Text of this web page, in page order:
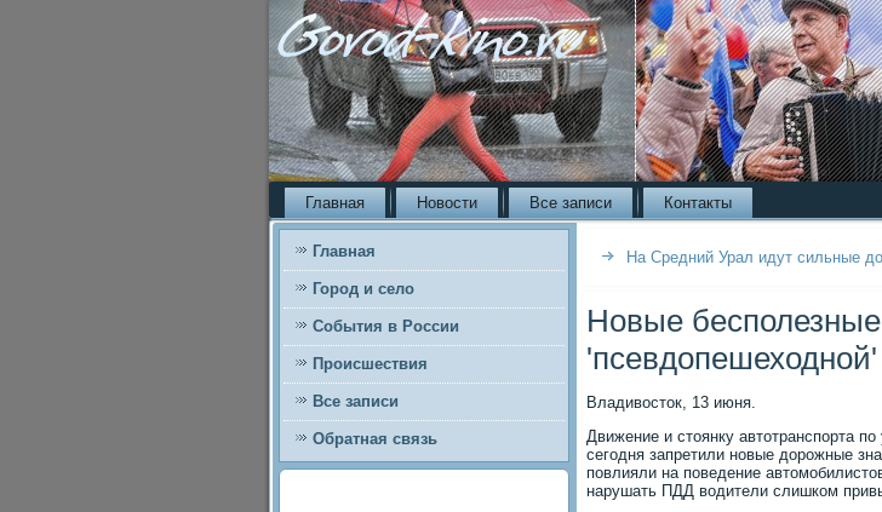
Главная Новости Все записи Контакты
Главная
Город и село
События в России
Происшествия
Все записи
Обратная связь
На Средний Урал идут сильные
Новые
Владивосток, 13 июня.
Движение и стоянку автотранспорта
сегодня запретили новые дорожные
повлияли на поведение
нарушать ПДД водители слишком